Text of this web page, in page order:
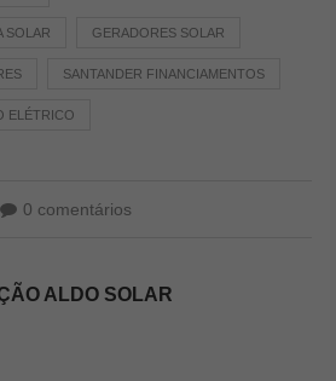
SOLAR GERADORES SOLAR
SANTANDER FINANCIAMENTOS
ELÉTRICO
0 comentários
ALDO SOLAR